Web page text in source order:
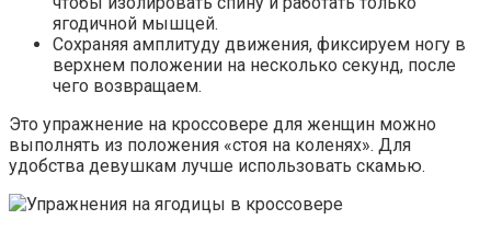
ягодичной мышцей.
Сохраняя амплитуду движения, фиксируем ногу в
верхнем положении на несколько секунд, после
чего возвращаем.
Это упражнение на кроссовере для женщин можно
выполнять из положения «стоя на коленях». Для
удобства девушкам лучше использовать скамью.